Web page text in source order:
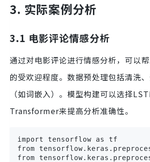
3. 实际案例分析
3.1 电影评论情感分析
通过对电影评论进行情感分析，可以
的受欢迎程度。数据预处理包括清洗
（如词嵌入）。模型构建可以选择
Transformer来提高分析准确性。
import tensorflow as tf
from
from